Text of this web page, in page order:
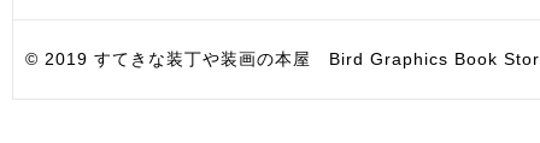
© 2019 すてきな装丁や装画の本屋 Bird Graphics Book